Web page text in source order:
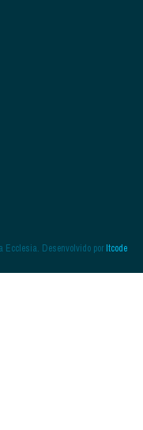
Desenvolvido porItcode